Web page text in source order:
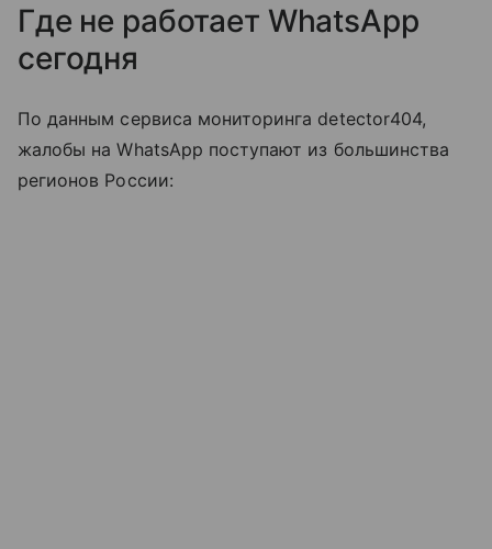
Где не работает WhatsApp
сегодня
По данным сервиса мониторинга detector404,
жалобы на WhatsApp поступают из большинства
регионов России: